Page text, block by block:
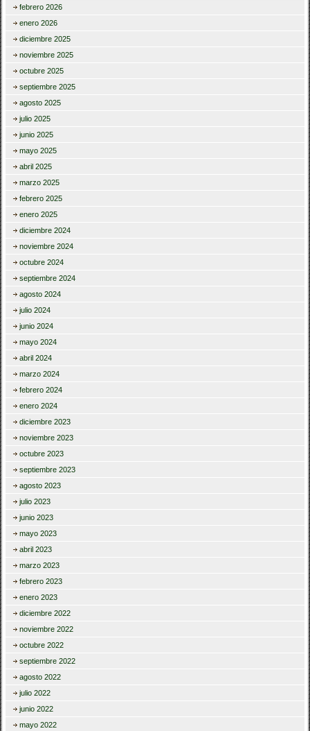
febrero 2026
enero 2026
diciembre 2025
noviembre 2025
octubre 2025
septiembre 2025
agosto 2025
julio 2025
junio 2025
mayo 2025
abril 2025
marzo 2025
febrero 2025
enero 2025
diciembre 2024
noviembre 2024
octubre 2024
septiembre 2024
agosto 2024
julio 2024
junio 2024
mayo 2024
abril 2024
marzo 2024
febrero 2024
enero 2024
diciembre 2023
noviembre 2023
octubre 2023
septiembre 2023
agosto 2023
julio 2023
junio 2023
mayo 2023
abril 2023
marzo 2023
febrero 2023
enero 2023
diciembre 2022
noviembre 2022
octubre 2022
septiembre 2022
agosto 2022
julio 2022
junio 2022
mayo 2022